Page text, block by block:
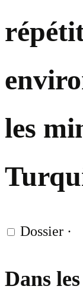
les
Dossier ·
Dans